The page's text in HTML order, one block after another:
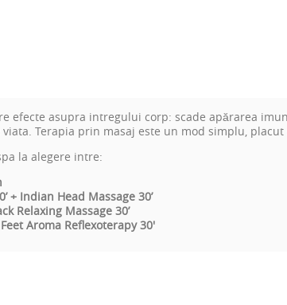
efecte asupra intregului corp: scade apărarea
Terapia prin masaj este un mod simplu,
la alegere intre:
+ Indian Head Massage 30’
Relaxing Massage 30’
Aroma Reflexoterapy 30'